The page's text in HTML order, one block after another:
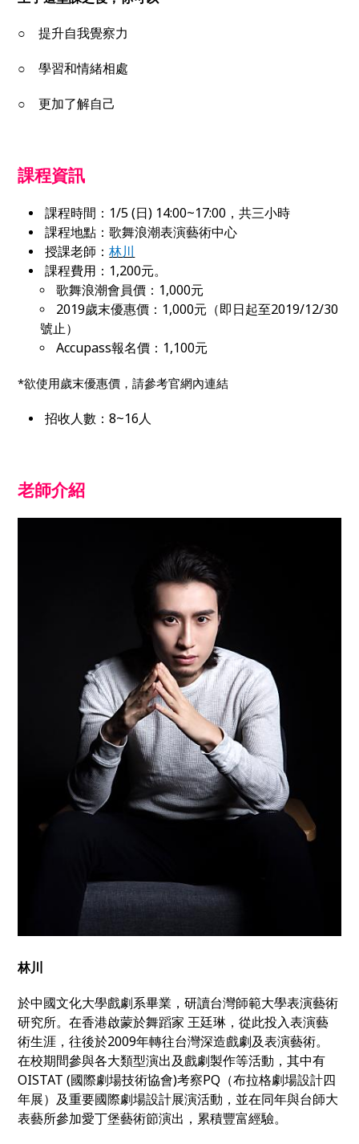
○ 提升自我覺察力
○ 學習和情緒相處
○ 更加了解自己
課程資訊
課程時間：1/5 (日) 14:00~17:00，共三小時
課程地點：歌舞浪潮表演藝術中心
授課老師：林川
課程費用：1,200元。
歌舞浪潮會員價：1,000元
2019歲末優惠價：1,000元（即日起至2019/12/30
號止）
Accupass報名價：1,100元
*欲使用歲末優惠價，請參考官網內連結
招收人數：8~16人
老師介紹
林川
於中國文化大學戲劇系畢業，研讀台灣師範大學表演藝術
研究所。在香港啟蒙於舞蹈家 王廷琳，從此投入表演藝
術生涯，往後於2009年轉往台灣深造戲劇及表演藝術。
在校期間參與各大類型演出及戲劇製作等活動，其中有
OISTAT (國際劇場技術協會)考察PQ（布拉格劇場設計四
年展）及重要國際劇場設計展演活動，並在同年與台師大
表藝所參加愛丁堡藝術節演出，累積豐富經驗。